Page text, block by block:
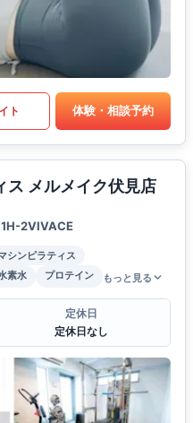
ト 体験・相談予約
ス メルメイク伏見店
2VIVACE
シンピラティス
素水 プロテイン もっと見る
定休日
定休日なし